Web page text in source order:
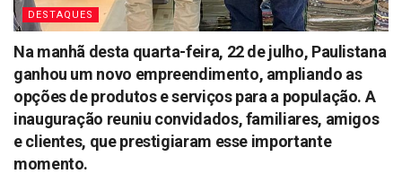
DESTAQUES
Na manhã desta quarta-feira, 22 de julho, Paulistana
ganhou um novo empreendimento, ampliando as
opções de produtos e serviços para a população. A
inauguração reuniu convidados, familiares, amigos
e clientes, que prestigiaram esse importante
momento.